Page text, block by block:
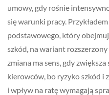
umowy, gdy rośnie
się warunki pracy.
podstawowego, który
szkód, na wariant
zmiana ma sens, gdy
kierowców, bo ryzyko szkód i
i wpływ na ratę wymagają